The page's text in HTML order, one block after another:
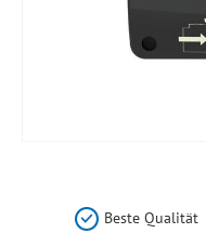
Beste Qualität